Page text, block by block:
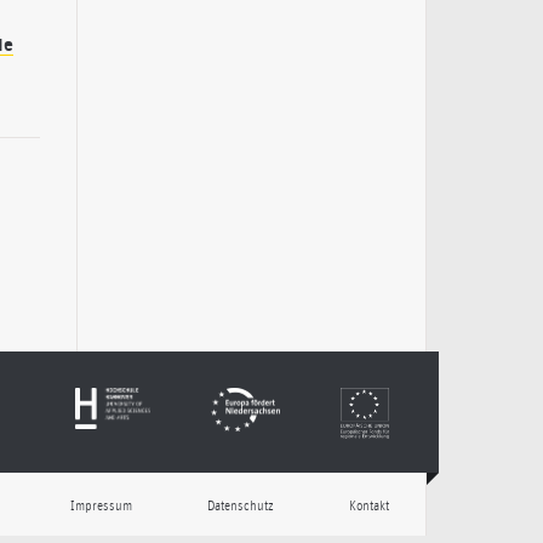
Impressum Datenschutz Kontakt